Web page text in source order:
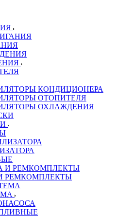
КОНДИЦИОНЕРА
ОТОПИТЕЛЯ
ОХЛАЖДЕНИЯ
РЕМКОМПЛЕКТЫ